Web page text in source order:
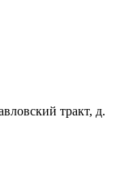
тракт, д.